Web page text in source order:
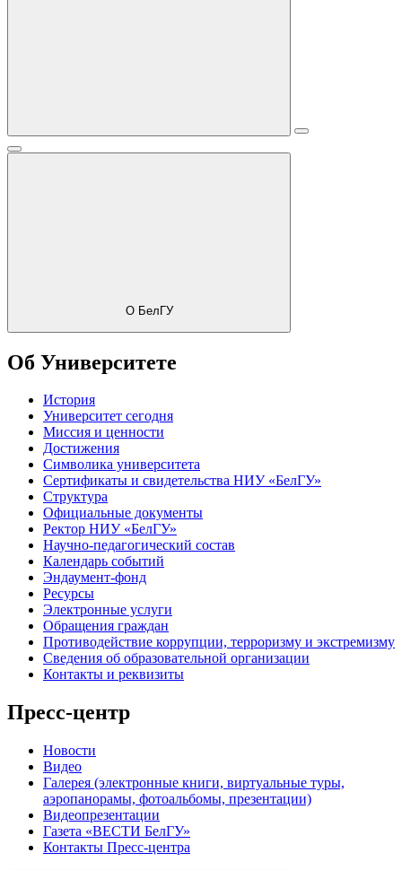
О БелГУ
Об Университете
История
Университет сегодня
Миссия и ценности
Достижения
Символика университета
Сертификаты и свидетельства НИУ «БелГУ»
Структура
Официальные документы
Ректор НИУ «БелГУ»
Научно-педагогический состав
Календарь событий
Эндаумент-фонд
Ресурсы
Электронные услуги
Обращения граждан
Противодействие коррупции, терроризму и экстремизму
Сведения об образовательной организации
Контакты и реквизиты
Пресс-центр
Новости
Видео
Галерея (электронные книги, виртуальные туры,
аэропанорамы, фотоальбомы, презентации)
Видеопрезентации
Газета «ВЕСТИ БелГУ»
Контакты Пресс-центра